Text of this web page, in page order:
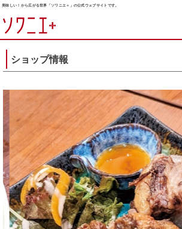
美味しい！から広がる世界「ソワニエ＋」の公式ウェブサイトです。
ショップ情報